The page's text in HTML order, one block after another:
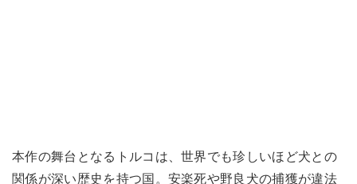
本作の舞台となるトルコは、世界でも珍しいほど犬との
関係が深い歴史を持つ国。安楽死や野良犬の捕獲が違法